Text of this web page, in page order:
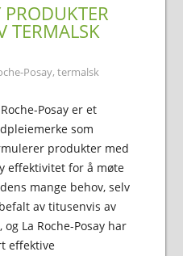
TERMALSK
Posay, termalsk
Posay er et
som
produkter med
effektivitet for å møte
mange behov, selv
av titusenvis av
La Roche-Posay har
effektive